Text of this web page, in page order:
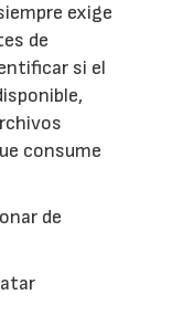
exige
de
si el
consume
de